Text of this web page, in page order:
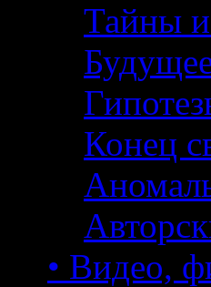
Тайны
Конец
• Видео,